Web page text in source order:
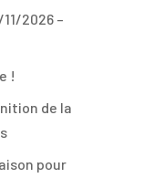
2026 –
!
de la
pour